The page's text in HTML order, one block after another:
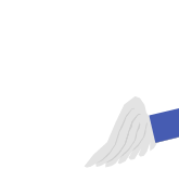
Аккредитованная
разрабатывает
аналитики с 2008
из стартапа до
Mining России. 3000+